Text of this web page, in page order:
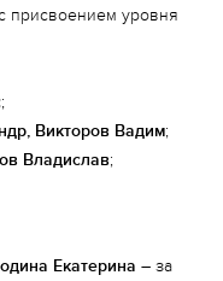
присвоением уровня
;
Викторов Вадим;
Владислав;
Екатерина – за